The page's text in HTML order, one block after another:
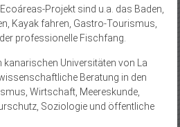
Projekt sind u.a. das Baden,
Kayak fahren, Gastro-Tourismus,
professionelle Fischfang.
kanarischen Universitäten von La
Beratung in den
Wirtschaft, Meereskunde,
Soziologie und öffentliche